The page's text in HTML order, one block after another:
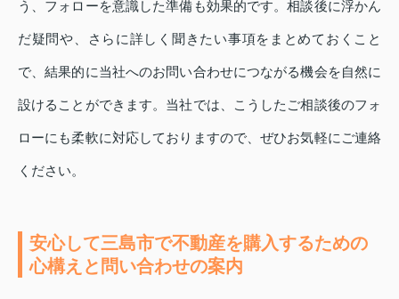
う、フォローを意識した準備も効果的です。相談後に浮かん
だ疑問や、さらに詳しく聞きたい事項をまとめておくこと
で、結果的に当社へのお問い合わせにつながる機会を自然に
設けることができます。当社では、こうしたご相談後のフォ
ローにも柔軟に対応しておりますので、ぜひお気軽にご連絡
ください。
安心して三島市で不動産を購入するための
心構えと問い合わせの案内